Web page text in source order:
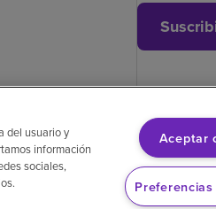
Cumplimiento de los proveedores
del usuario y
información
sociales,
Aceptar